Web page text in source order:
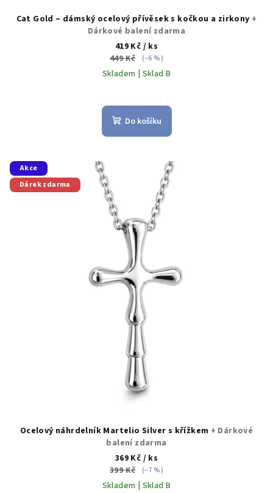
Cat Gold – dámský ocelový přívěsek s kočkou a zirkony +
Dárkové balení zdarma
419 Kč / ks
449 Kč
(–6 %)
Skladem | Sklad B
Do košíku
Akce
Dárek zdarma
Ocelový náhrdelník Martelio Silver s křížkem + Dárkové
balení zdarma
369 Kč / ks
399 Kč
(–7 %)
Skladem | Sklad B